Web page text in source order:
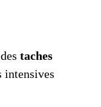
taches
intensives